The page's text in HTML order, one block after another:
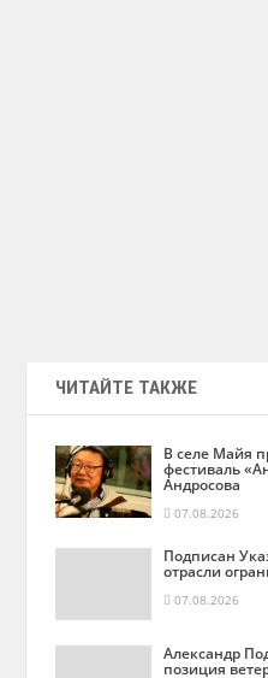
ЧИТАЙТЕ ТАКЖЕ
В селе Майя
фестиваль
Андросова
07.08.2026
Подписан
отрасли
07.08.2026
Александр
позиция